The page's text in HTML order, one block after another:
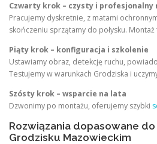
Czwarty krok – czysty i profesjonalny
Pracujemy dyskretnie, z matami
skończeniu sprzątamy do połysku.
Piąty krok – konfiguracja i szkolenie
Ustawiamy obraz, detekcję ruchu,
Testujemy w warunkach Grodziska i
Szósty krok – wsparcie na lata
Dzwonimy po montażu, oferujemy szybki
Rozwiązania dopasowane
Grodzisku Mazowieckim